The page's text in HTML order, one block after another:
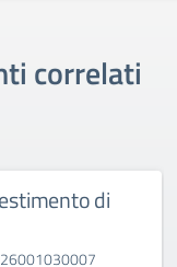
correlati
di